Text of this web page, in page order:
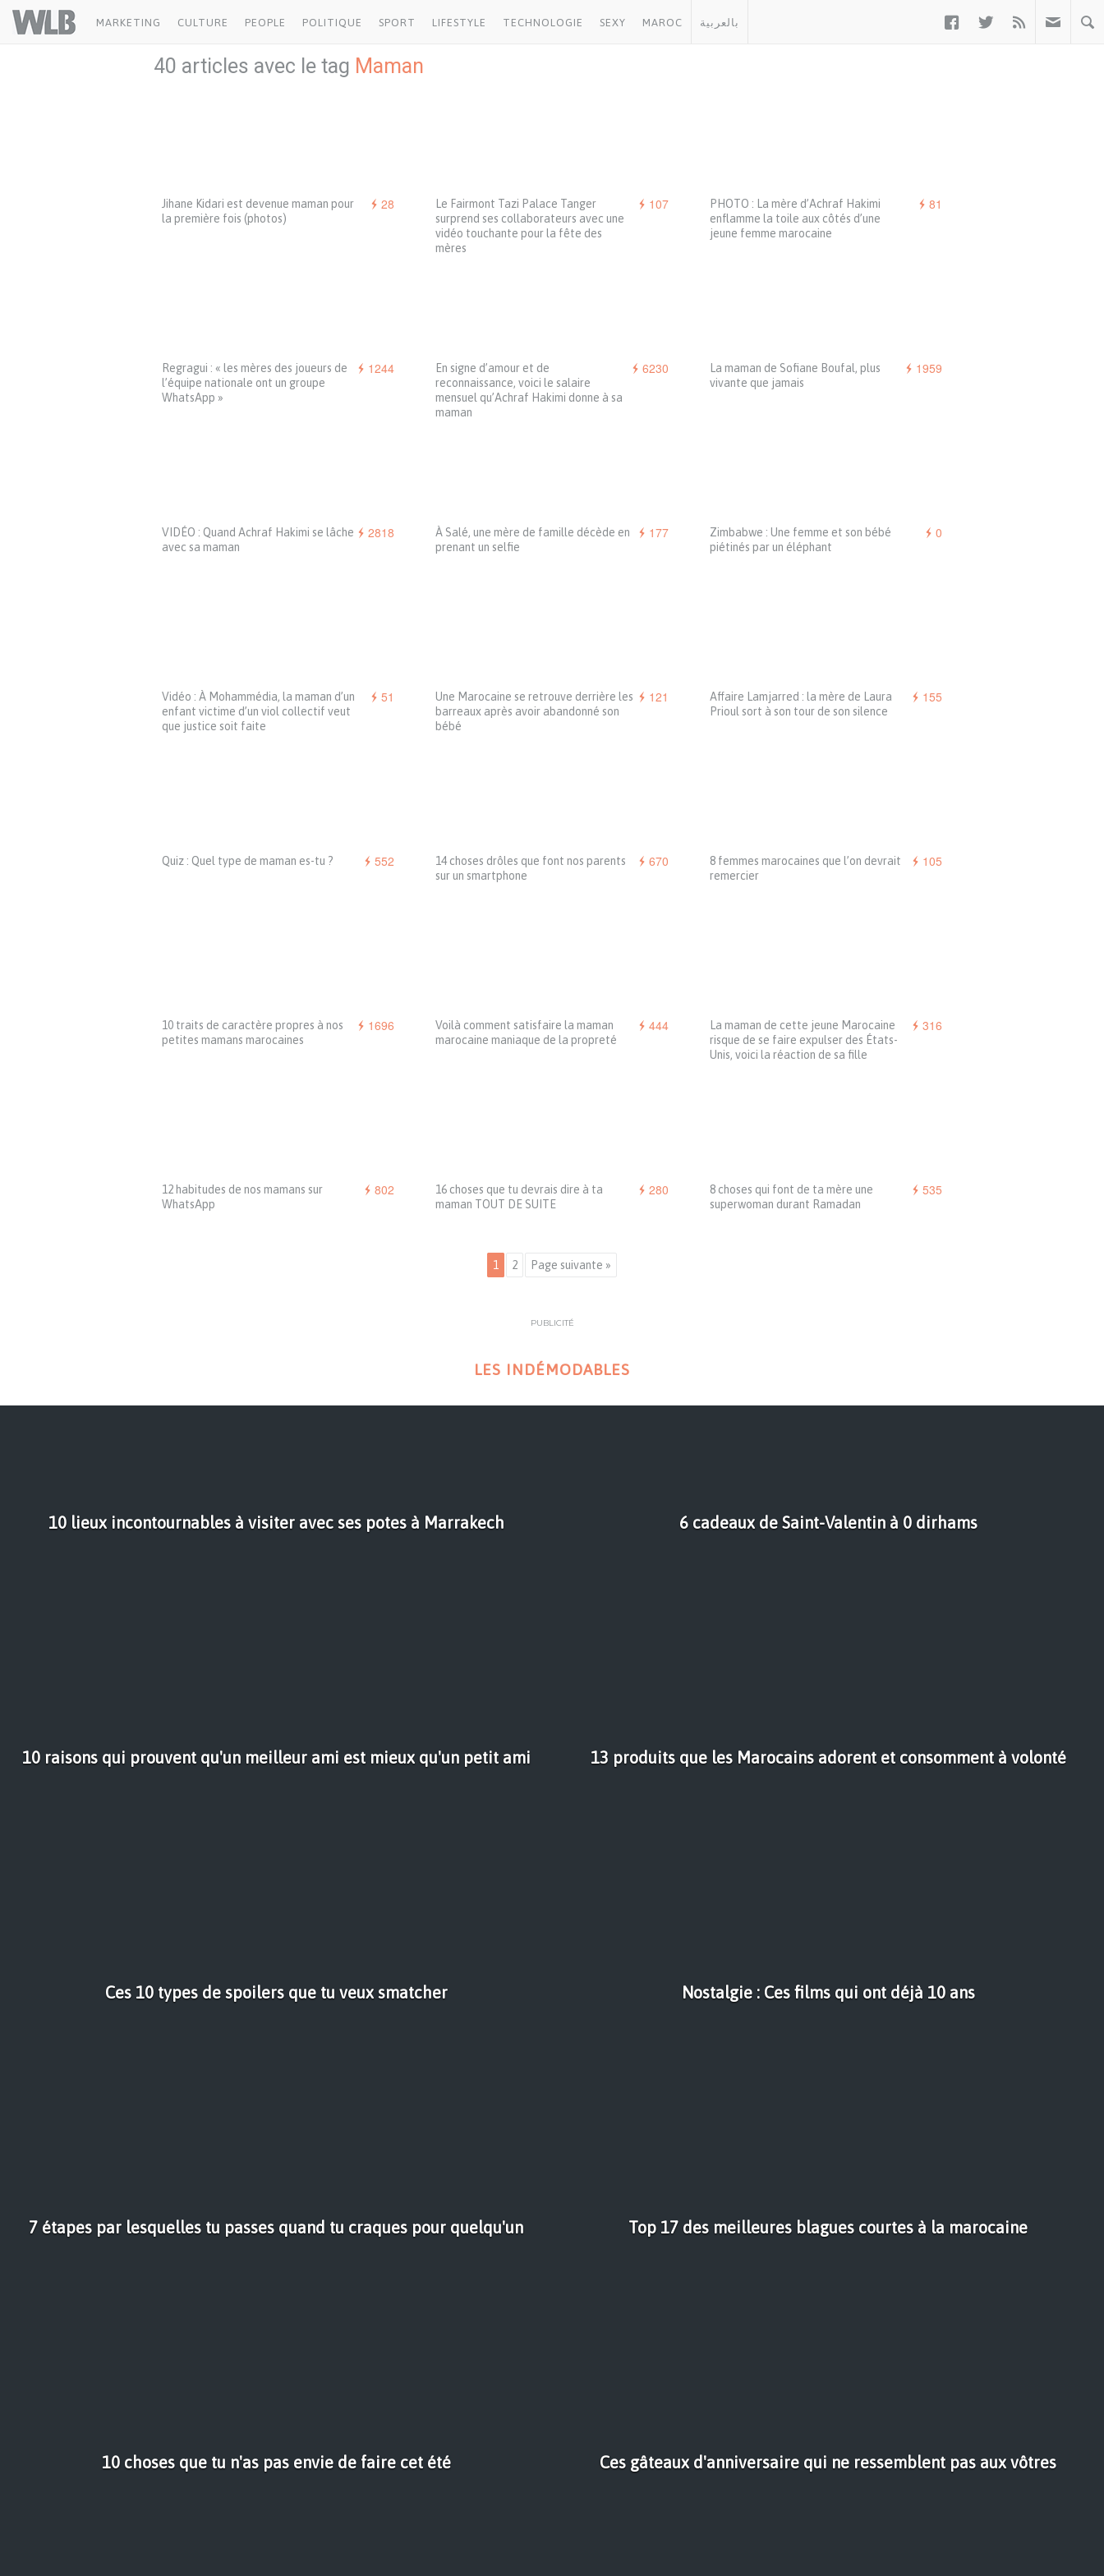
Welovebuzz
MARKETING CULTURE PEOPLE POLITIQUE SPORT LIFESTYLE TECHNOLOGIE SEXY MAROC بالعربية   
40 articles avec le tag Maman
28
Jihane Kidari est devenue maman pour
la première fois (photos)
107
Le Fairmont Tazi Palace Tanger
surprend ses collaborateurs avec une
vidéo touchante pour la fête des
mères
81
PHOTO : La mère d’Achraf Hakimi
enflamme la toile aux côtés d’une
jeune femme marocaine
1244
Regragui : « les mères des joueurs de
l’équipe nationale ont un groupe
WhatsApp »
6230
En signe d’amour et de
reconnaissance, voici le salaire
mensuel qu’Achraf Hakimi donne à sa
maman
1959
La maman de Sofiane Boufal, plus
vivante que jamais
2818
VIDÉO : Quand Achraf Hakimi se lâche
avec sa maman
177
À Salé, une mère de famille décède en
prenant un selfie
0
Zimbabwe : Une femme et son bébé
piétinés par un éléphant
51
Vidéo : À Mohammédia, la maman d’un
enfant victime d’un viol collectif veut
que justice soit faite
121
Une Marocaine se retrouve derrière les
barreaux après avoir abandonné son
bébé
155
Affaire Lamjarred : la mère de Laura
Prioul sort à son tour de son silence
552
Quiz : Quel type de maman es-tu ? 670
14 choses drôles que font nos parents
sur un smartphone
105
8 femmes marocaines que l’on devrait
remercier
1696
10 traits de caractère propres à nos
petites mamans marocaines
444
Voilà comment satisfaire la maman
marocaine maniaque de la propreté
316
La maman de cette jeune Marocaine
risque de se faire expulser des États-
Unis, voici la réaction de sa fille
802
12 habitudes de nos mamans sur
WhatsApp
280
16 choses que tu devrais dire à ta
maman TOUT DE SUITE
535
8 choses qui font de ta mère une
superwoman durant Ramadan
1 2 Page suivante »
PUBLICITÉ
LES INDÉMODABLES
10 lieux incontournables à visiter avec ses potes à Marrakech 6 cadeaux de Saint-Valentin à 0 dirhams
10 raisons qui prouvent qu'un meilleur ami est mieux qu'un petit ami 13 produits que les Marocains adorent et consomment à volonté
Ces 10 types de spoilers que tu veux smatcher Nostalgie : Ces films qui ont déjà 10 ans
7 étapes par lesquelles tu passes quand tu craques pour quelqu'un Top 17 des meilleures blagues courtes à la marocaine
10 choses que tu n'as pas envie de faire cet été Ces gâteaux d'anniversaire qui ne ressemblent pas aux vôtres